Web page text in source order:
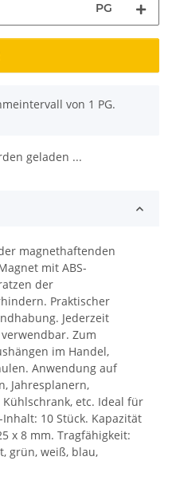
PG
von 1 PG.
geladen ...
magnethaftenden
mit ABS-
der
Praktischer
Jederzeit
Zum
im Handel,
Anwendung auf
Jahresplanern,
etc. Ideal für
10 Stück. Kapazität
x 8 mm. Tragfähigkeit:
grün, weiß, blau,